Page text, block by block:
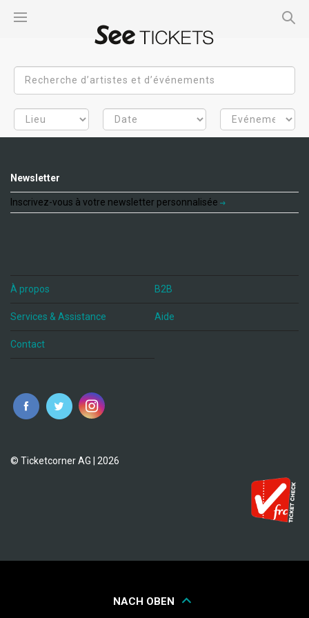
Newsletter
Inscrivez-vous à votre newsletter personnalisée
À propos B2B
Services & Assistance Aide
Contact
fr
© Ticketcorner AG | 2026
NACH OBEN